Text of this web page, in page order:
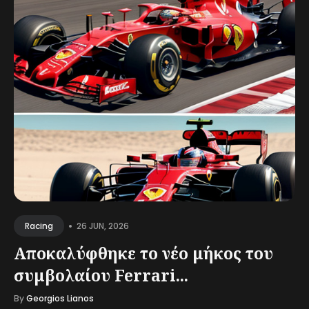
Racing • 26 JUN, 2026
Αποκαλύφθηκε το νέο μήκος του
συμβολαίου Ferrari...
ByGeorgios Lianos